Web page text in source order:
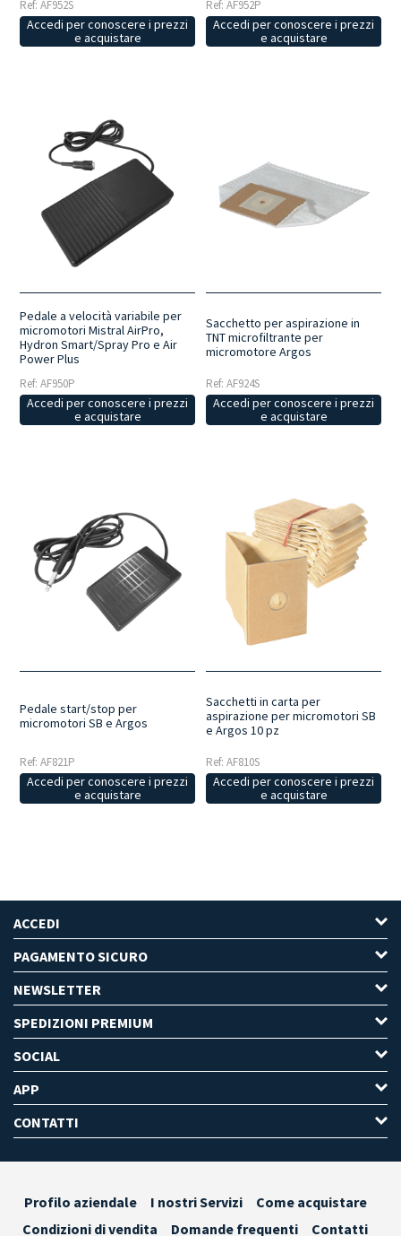
Ref: AF952S
Accedi per conoscere i prezzi
e acquistare
Ref: AF952P
Accedi per conoscere i prezzi
e acquistare
Pedale a velocità variabile per
micromotori Mistral AirPro,
Hydron Smart/Spray Pro e Air
Power Plus
Ref: AF950P
Accedi per conoscere i prezzi
e acquistare
Sacchetto per aspirazione in
TNT microfiltrante per
micromotore Argos
Ref: AF924S
Accedi per conoscere i prezzi
e acquistare
Pedale start/stop per
micromotori SB e Argos
Ref: AF821P
Accedi per conoscere i prezzi
e acquistare
Sacchetti in carta per
aspirazione per micromotori SB
e Argos 10 pz
Ref: AF810S
Accedi per conoscere i prezzi
e acquistare
ACCEDI
PAGAMENTO SICURO
NEWSLETTER
SPEDIZIONI PREMIUM
SOCIAL
APP
CONTATTI
Profilo aziendale I nostri Servizi
Come acquistare
Condizioni di vendita
Domande frequenti Contatti